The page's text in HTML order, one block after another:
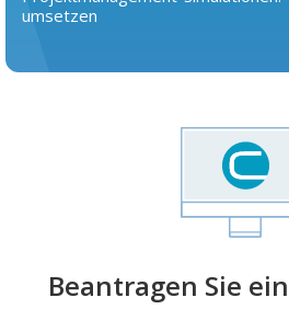
umsetzen
Beantragen Sie